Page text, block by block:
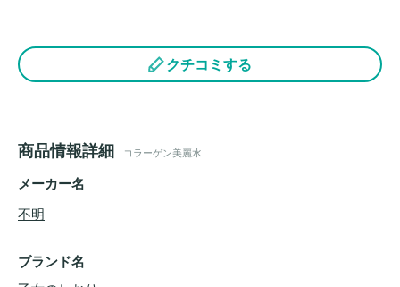
クチコミする
商品情報詳細 コラーゲン美麗水
メーカー名
不明
ブランド名